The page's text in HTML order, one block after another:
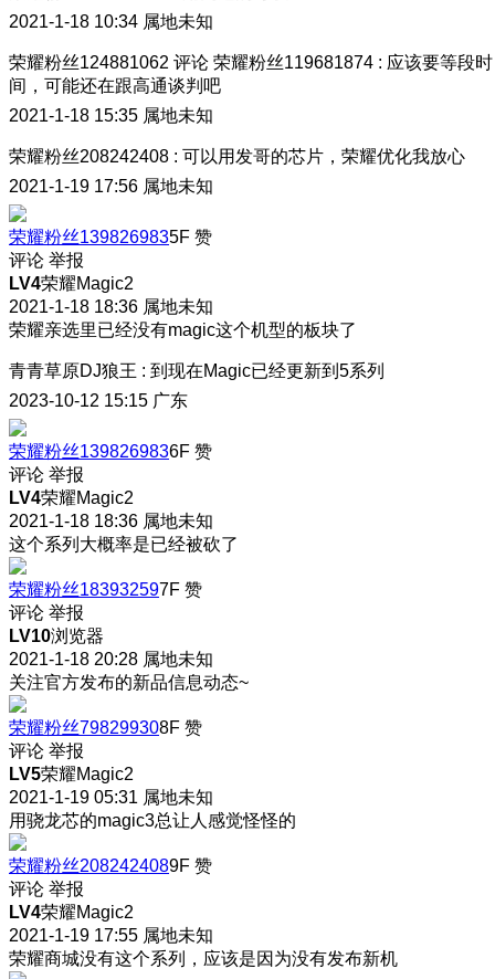
2021-1-18 10:34 属地未知
荣耀粉丝124881062 评论 荣耀粉丝119681874 : 应该要等段时
间，可能还在跟高通谈判吧
2021-1-18 15:35 属地未知
荣耀粉丝208242408 : 可以用发哥的芯片，荣耀优化我放心
2021-1-19 17:56 属地未知
荣耀粉丝1398269835F 赞
评论 举报
LV4荣耀Magic2
2021-1-18 18:36 属地未知
荣耀亲选里已经没有magic这个机型的板块了
青青草原DJ狼王 : 到现在Magic已经更新到5系列
2023-10-12 15:15 广东
荣耀粉丝1398269836F 赞
评论 举报
LV4荣耀Magic2
2021-1-18 18:36 属地未知
这个系列大概率是已经被砍了
荣耀粉丝183932597F 赞
评论 举报
LV10浏览器
2021-1-18 20:28 属地未知
关注官方发布的新品信息动态~
荣耀粉丝798299308F 赞
评论 举报
LV5荣耀Magic2
2021-1-19 05:31 属地未知
用骁龙芯的magic3总让人感觉怪怪的
荣耀粉丝2082424089F 赞
评论 举报
LV4荣耀Magic2
2021-1-19 17:55 属地未知
荣耀商城没有这个系列，应该是因为没有发布新机